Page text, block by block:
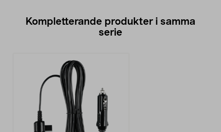
Kompletterande produkter i samma
serie